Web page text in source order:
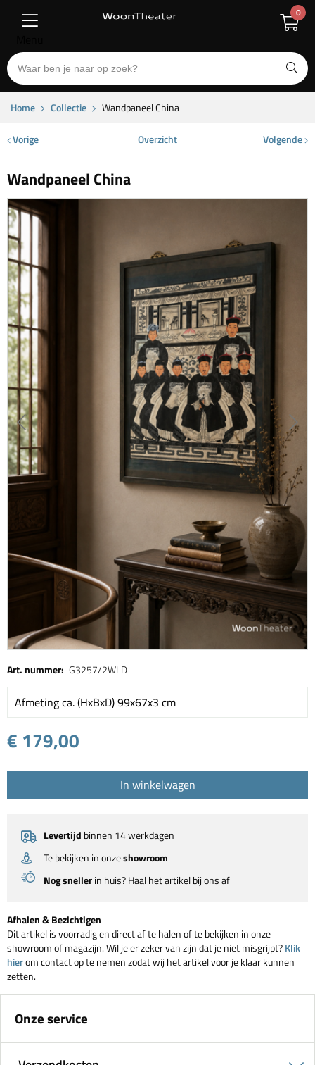
0
Home Collectie Wandpaneel China
Vorige Overzicht Volgende
Wandpaneel China
Art. nummer: G3257/2WLD
Afmeting ca. (HxBxD) 99x67x3 cm
€ 179,00
In winkelwagen
Levertijd binnen 14 werkdagen
Te bekijken in onzeshowroom
Nog snellerin huis? Haal het artikel bij ons af
Afhalen & Bezichtigen
Dit artikel is voorradig en direct af te halen of te bekijken in onze
showroom of magazijn. Wil je er zeker van zijn dat je niet misgrijpt?Klik
hierom contact op te nemen zodat wij het artikel voor je klaar kunnen
zetten.
Onze service